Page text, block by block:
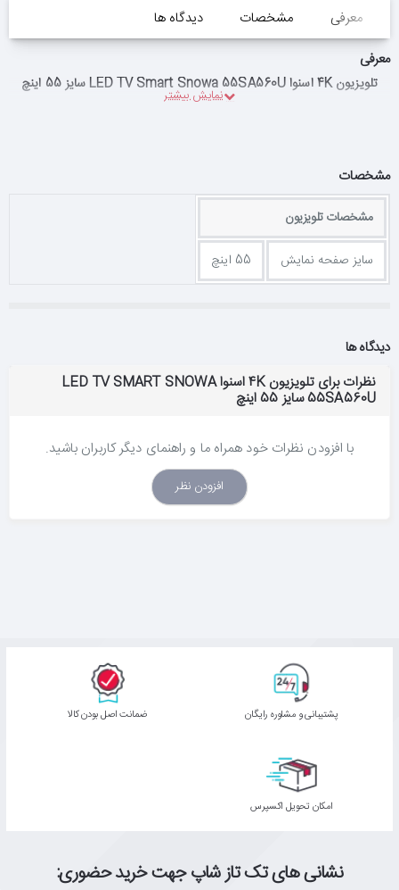
معرفی مشخصات
دیدگاه ها
معرفی
تلویزیون 4K اسنوا LED TV Smart Snowa 55SA560U سایز 55 اینچ
مشخصات
مشخصات تلویزیون
سایز صفحه نمایش
55 اینچ
دیدگاه ها
نظرات برای تلویزیون 4K اسنوا LED TV SMART SNOWA
55SA560U سایز 55 اینچ
با افزودن نظرات خود همراه ما و راهنمای دیگر کاربران باشید.
افزودن نظر
پشتیبانی و مشاوره رایگان ﺿﻤﺎﻧﺖ اﺻﻞ ﺑﻮدن ﮐﺎﻟﺎ
اﻣﮑﺎن ﺗﺤﻮﯾﻞ اﮐﺴﭙﺮس
نشانی های تک تاز شاپ جهت خرید حضوری: